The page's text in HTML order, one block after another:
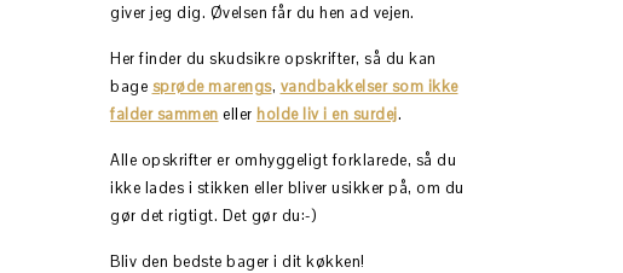
giver jeg dig. Øvelsen får du hen ad vejen.
Her finder du skudsikre opskrifter, så du kan
bage sprøde marengs, vandbakkelser som ikke
falder sammen eller holde liv i en surdej.
Alle opskrifter er omhyggeligt forklarede, så du
ikke lades i stikken eller bliver usikker på, om du
gør det rigtigt. Det gør du:-)
Bliv den bedste bager i dit køkken!